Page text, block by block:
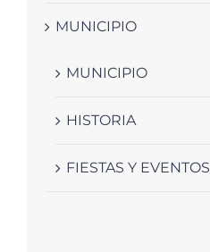
MUNICIPIO
MUNICIPIO
HISTORIA
FIESTAS Y EVENTOS